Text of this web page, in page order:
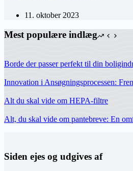
11. oktober 2023
Mest populære indlæg
Borde der passer perfekt til din
Innovation i Ansøgningsprocessen:
Alt du skal vide om HEPA-filtre
Alt, du skal vide om pantebreve: En
Siden ejes og udgives af